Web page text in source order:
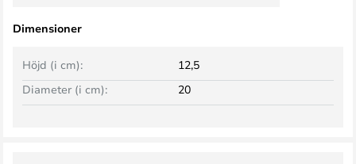
Dimensioner
Höjd (i cm):
12,5
Diameter (i cm):
20